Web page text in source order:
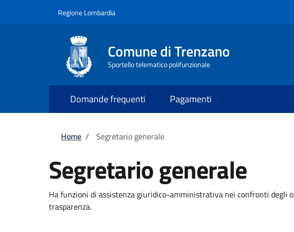
Regione Lombardia
Comune di Trenzano
Sportello telematico polifunzionale
Domande frequenti Pagamenti
Briciole di pane
Home / Segretario generale
Segretario generale
Ha funzioni di assistenza giuridico-amministrativa nei confronti degli
trasparenza.